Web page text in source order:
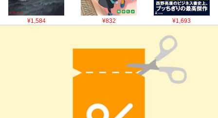
¥1,584 ¥832 ¥1,693